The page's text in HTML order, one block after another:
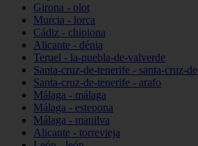
Girona - olot
Murcia - lorca
Cádiz - chipiona
Alicante - dénia
Teruel - la-puebla-de-valverde
Santa-cruz-de-tenerife - santa-cruz-
Santa-cruz-de-tenerife - arafo
Málaga - málaga
Málaga - estepona
Málaga - manilva
Alicante - torrevieja